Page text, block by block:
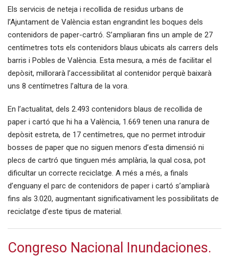
Els servicis de neteja i recollida de residus urbans de
l’Ajuntament de València estan engrandint les boques dels
contenidors de paper-cartró. S’ampliaran fins un ample de 27
centímetres tots els contenidors blaus ubicats als carrers dels
barris i Pobles de València. Esta mesura, a més de facilitar el
depòsit, millorarà l’accessibilitat al contenidor perquè baixarà
uns 8 centímetres l’altura de la vora.
En l’actualitat, dels 2.493 contenidors blaus de recollida de
paper i cartó que hi ha a València, 1.669 tenen una ranura de
depòsit estreta, de 17 centímetres, que no permet introduir
bosses de paper que no siguen menors d’esta dimensió ni
plecs de cartró que tinguen més amplària, la qual cosa, pot
dificultar un correcte reciclatge. A més a més, a finals
d’enguany el parc de contenidors de paper i cartó s’ampliarà
fins als 3.020, augmentant significativament les possibilitats de
reciclatge d’este tipus de material.
Congreso Nacional Inundaciones.